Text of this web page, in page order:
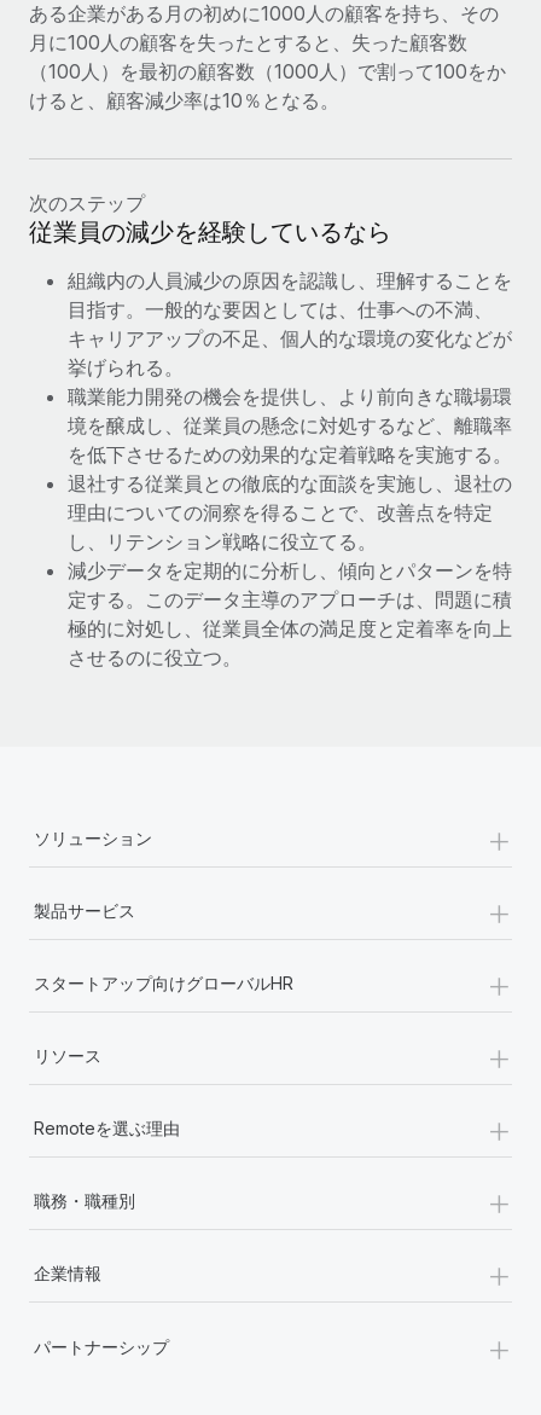
ある企業がある月の初めに1000人の顧客を持ち、その
月に100人の顧客を失ったとすると、失った顧客数
（100人）を最初の顧客数（1000人）で割って100をか
けると、顧客減少率は10％となる。
次のステップ
従業員の減少を経験しているなら
組織内の人員減少の原因を認識し、理解することを
目指す。一般的な要因としては、仕事への不満、
キャリアアップの不足、個人的な環境の変化などが
挙げられる。
職業能力開発の機会を提供し、より前向きな職場環
境を醸成し、従業員の懸念に対処するなど、離職率
を低下させるための効果的な定着戦略を実施する。
退社する従業員との徹底的な面談を実施し、退社の
理由についての洞察を得ることで、改善点を特定
し、リテンション戦略に役立てる。
減少データを定期的に分析し、傾向とパターンを特
定する。このデータ主導のアプローチは、問題に積
極的に対処し、従業員全体の満足度と定着率を向上
させるのに役立つ。
ソリューション +
製品サービス +
スタートアップ向けグローバルHR +
リソース +
Remoteを選ぶ理由 +
職務・職種別 +
企業情報 +
パートナーシップ +